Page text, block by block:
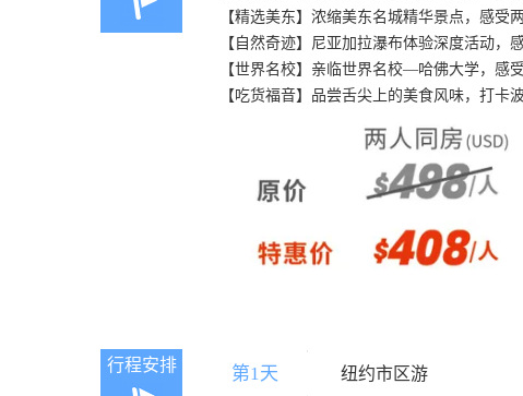
【精选美东】浓缩美东名城精华景点，感受
【自然奇迹】尼亚加拉瀑布体验深度活动，
【世界名校】亲临世界名校—哈佛大学，感
【吃货福音】品尝舌尖上的美食风味，打卡
行程安排 第1天 纽约市区游